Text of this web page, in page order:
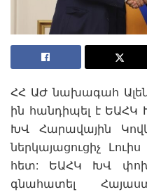
ՀՀ ԱԺ նախագահ Ալեն
ին հանդիպել է
ԽՎ Հարավային
ներկայացուցիչ
հետ: ԵԱՀԿ ԽՎ
գնահատել